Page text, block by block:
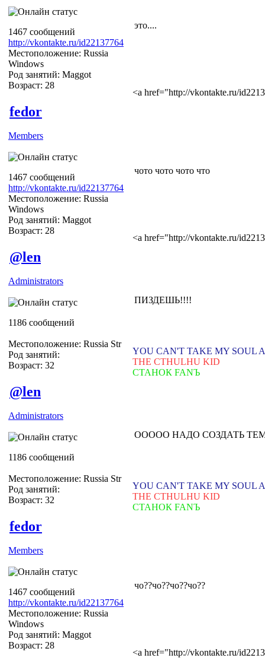
1467 сообщений
http://vkontakte.ru/id22137764
Местоположение: Russia
Windows
Род занятий: Maggot
Возраст: 28
это....
<a href="http://vkontakte.ru/
fedor
Members
1467 сообщений
http://vkontakte.ru/id22137764
Местоположение: Russia
Windows
Род занятий: Maggot
Возраст: 28
чото чото чото что
<a href="http://vkontakte.ru/
@len
Administrators
1186 сообщений
Местоположение: Russia Str
Род занятий:
Возраст: 32
ПИЗДЕШЬ!!!!
YOU CAN'T TAKE MY SOUL
THE CTHULHU KID
СТАНОК FANЪ
@len
Administrators
1186 сообщений
Местоположение: Russia Str
Род занятий:
Возраст: 32
ООООО НАДО СОЗДАТЬ
YOU CAN'T TAKE MY SOUL
THE CTHULHU KID
СТАНОК FANЪ
fedor
Members
1467 сообщений
http://vkontakte.ru/id22137764
Местоположение: Russia
Windows
Род занятий: Maggot
Возраст: 28
чо??чо??чо??чо??
<a href="http://vkontakte.ru/